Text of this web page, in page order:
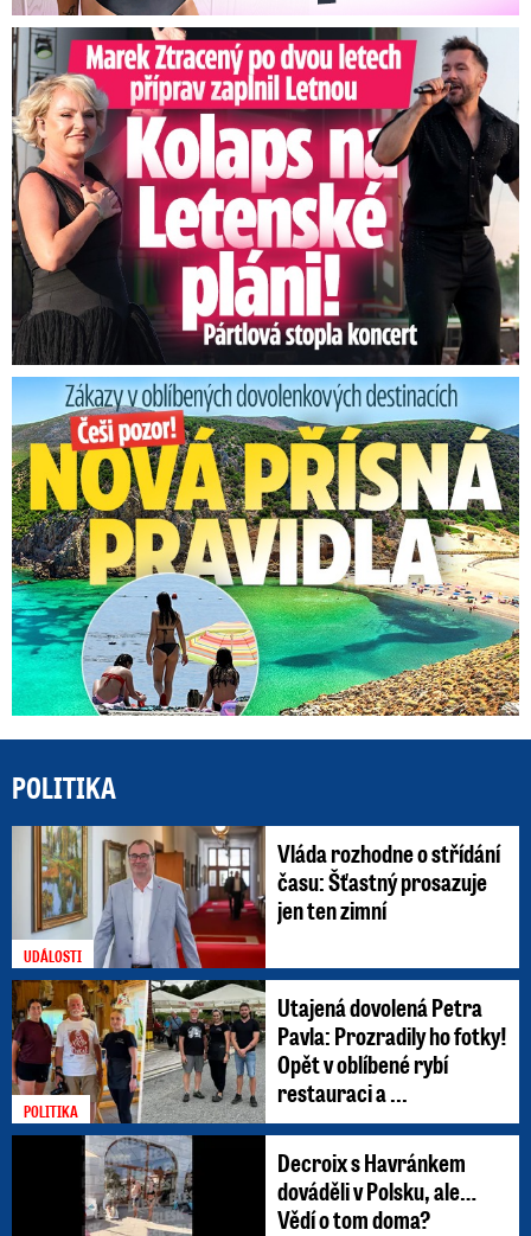
Marek Ztracený na Letné: Pártlová stopla koncert
Zákazy v dovolenkových rájích: Restrikce proti naháčům!
POLITIKA
UDÁLOSTI
Vláda rozhodne o střídání
času: Šťastný prosazuje
jen ten zimní
POLITIKA
Utajená dovolená Petra
Pavla: Prozradily ho fotky!
Opět v oblíbené rybí
restauraci a ...
Decroix s Havránkem
dováděli v Polsku, ale…
Vědí o tom doma?